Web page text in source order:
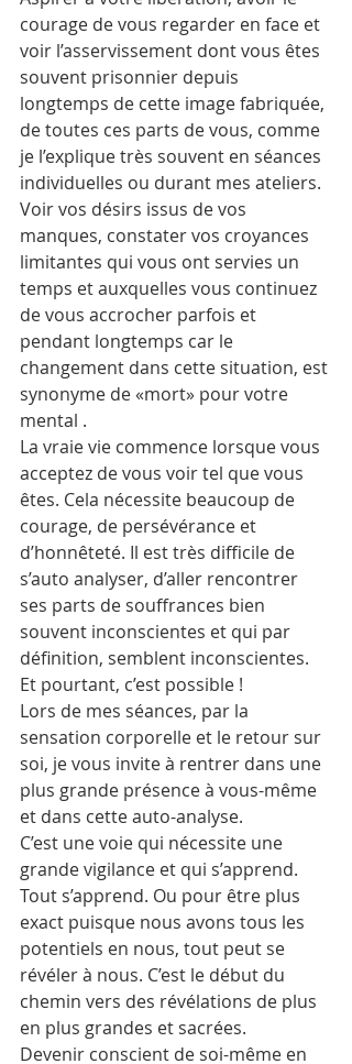
courage de vous regarder en face et
voir l’asservissement dont vous êtes
souvent prisonnier depuis
longtemps de cette image fabriquée,
de toutes ces parts de vous, comme
je l’explique très souvent en séances
individuelles ou durant mes ateliers.
Voir vos désirs issus de vos
manques, constater vos croyances
limitantes qui vous ont servies un
temps et auxquelles vous continuez
de vous accrocher parfois et
pendant longtemps car le
changement dans cette situation, est
synonyme de «mort» pour votre
mental .
La vraie vie commence lorsque vous
acceptez de vous voir tel que vous
êtes. Cela nécessite beaucoup de
courage, de persévérance et
d’honnêteté. Il est très difficile de
s’auto analyser, d’aller rencontrer
ses parts de souffrances bien
souvent inconscientes et qui par
définition, semblent inconscientes.
Et pourtant, c’est possible !
Lors de mes séances, par la
sensation corporelle et le retour sur
soi, je vous invite à rentrer dans une
plus grande présence à vous-même
et dans cette auto-analyse.
C’est une voie qui nécessite une
grande vigilance et qui s’apprend.
Tout s’apprend. Ou pour être plus
exact puisque nous avons tous les
potentiels en nous, tout peut se
révéler à nous. C’est le début du
chemin vers des révélations de plus
en plus grandes et sacrées.
Devenir conscient de soi-même en